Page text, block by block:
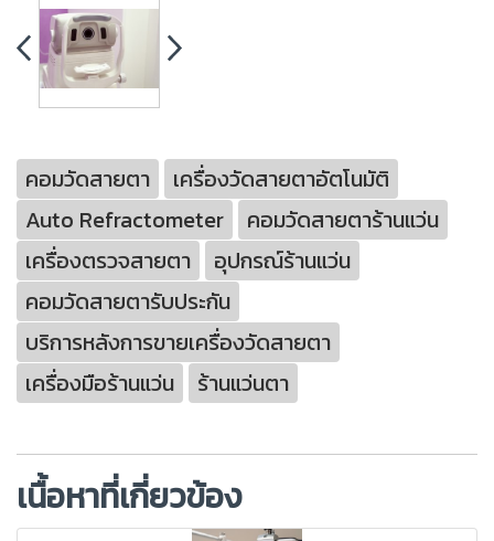
คอมวัดสายตา
เครื่องวัดสายตาอัตโนมัติ
Auto Refractometer
คอมวัดสายตาร้านแว่น
เครื่องตรวจสายตา
อุปกรณ์ร้านแว่น
คอมวัดสายตารับประกัน
บริการหลังการขายเครื่องวัดสายตา
เครื่องมือร้านแว่น
ร้านแว่นตา
เนื้อหาที่เกี่ยวข้อง